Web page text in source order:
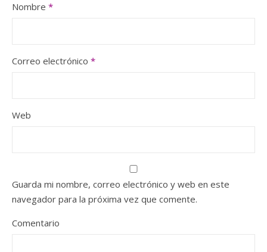
Nombre *
Correo electrónico *
Web
Guarda mi nombre, correo electrónico y web en este
navegador para la próxima vez que comente.
Comentario